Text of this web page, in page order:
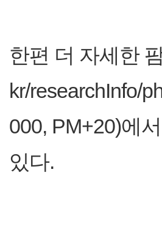
한편 더 자세한
kr/researchInfo/
000, PM+20)에
있다.